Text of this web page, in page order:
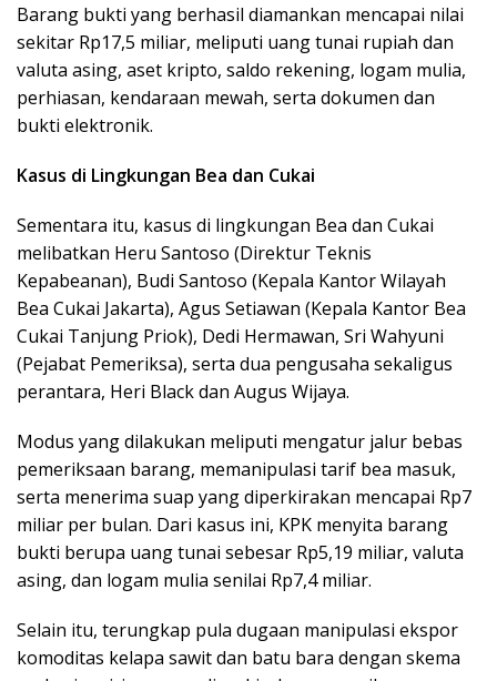
Barang bukti yang berhasil diamankan mencapai nilai
sekitar Rp17,5 miliar, meliputi uang tunai rupiah dan
valuta asing, aset kripto, saldo rekening, logam mulia,
perhiasan, kendaraan mewah, serta dokumen dan
bukti elektronik.
Kasus di Lingkungan Bea dan Cukai
Sementara itu, kasus di lingkungan Bea dan Cukai
melibatkan Heru Santoso (Direktur Teknis
Kepabeanan), Budi Santoso (Kepala Kantor Wilayah
Bea Cukai Jakarta), Agus Setiawan (Kepala Kantor Bea
Cukai Tanjung Priok), Dedi Hermawan, Sri Wahyuni
(Pejabat Pemeriksa), serta dua pengusaha sekaligus
perantara, Heri Black dan Augus Wijaya.
Modus yang dilakukan meliputi mengatur jalur bebas
pemeriksaan barang, memanipulasi tarif bea masuk,
serta menerima suap yang diperkirakan mencapai Rp7
miliar per bulan. Dari kasus ini, KPK menyita barang
bukti berupa uang tunai sebesar Rp5,19 miliar, valuta
asing, dan logam mulia senilai Rp7,4 miliar.
Selain itu, terungkap pula dugaan manipulasi ekspor
komoditas kelapa sawit dan batu bara dengan skema